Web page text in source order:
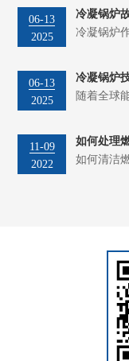
06-13
2025
冷凝锅炉
冷凝锅炉
06-13
2025
冷凝锅炉
随着全球
11-09
2022
如何处理
如何清洁